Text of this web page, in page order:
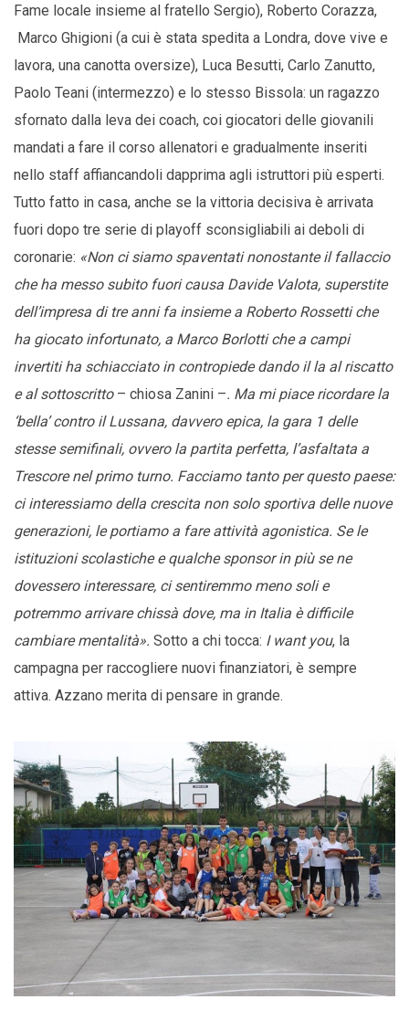
Fame locale insieme al fratello Sergio), Roberto Corazza,
Marco Ghigioni (a cui è stata spedita a Londra, dove vive e
lavora, una canotta oversize), Luca Besutti, Carlo Zanutto,
Paolo Teani (intermezzo) e lo stesso Bissola: un ragazzo
sfornato dalla leva dei coach, coi giocatori delle giovanili
mandati a fare il corso allenatori e gradualmente inseriti
nello staff affiancandoli dapprima agli istruttori più esperti.
Tutto fatto in casa, anche se la vittoria decisiva è arrivata
fuori dopo tre serie di playoff sconsigliabili ai deboli di
coronarie: «Non ci siamo spaventati nonostante il fallaccio
che ha messo subito fuori causa Davide Valota, superstite
dell’impresa di tre anni fa insieme a Roberto Rossetti che
ha giocato infortunato, a Marco Borlotti che a campi
invertiti ha schiacciato in contropiede dando il la al riscatto
e al sottoscritto – chiosa Zanini –. Ma mi piace ricordare la
‘bella’ contro il Lussana, davvero epica, la gara 1 delle
stesse semifinali, ovvero la partita perfetta, l’asfaltata a
Trescore nel primo turno. Facciamo tanto per questo paese:
ci interessiamo della crescita non solo sportiva delle nuove
generazioni, le portiamo a fare attività agonistica. Se le
istituzioni scolastiche e qualche sponsor in più se ne
dovessero interessare, ci sentiremmo meno soli e
potremmo arrivare chissà dove, ma in Italia è difficile
cambiare mentalità». Sotto a chi tocca: I want you, la
campagna per raccogliere nuovi finanziatori, è sempre
attiva. Azzano merita di pensare in grande.